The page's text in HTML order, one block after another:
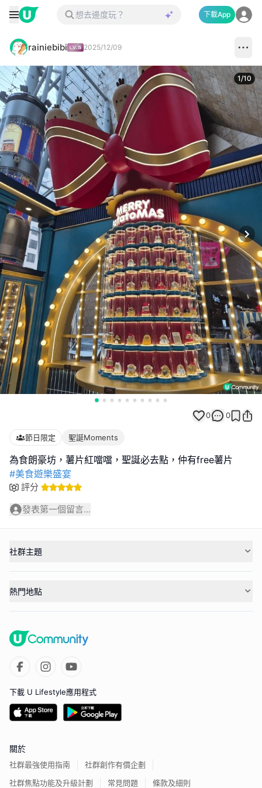
下載App
rainiebibi 2025/12/09
1/10
0 0
節日限定 聖誕Moments
#美食遊樂盛宴
評分
發表第一個留言...
社群主題
熱門地點
下載 U Lifestyle應用程式
關於
社群最強使用指南
社群創作有價企劃
社群焦點功能及升級計劃
常見問題 條款及細則